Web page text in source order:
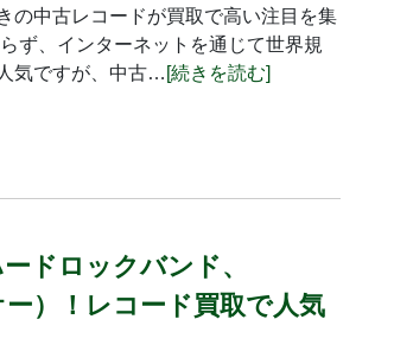
の中古レコードが買取で高い注目を集
ず、インターネットを通じて世界規
気ですが、中古… [続きを読む]
ドロックバンド、
）！レコード買取で人気